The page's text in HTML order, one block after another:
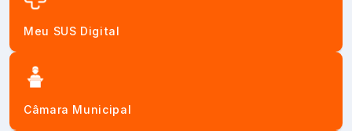
Meu SUS Digital
Câmara Municipal